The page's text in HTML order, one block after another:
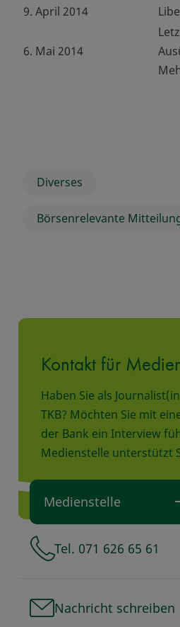
9. April 2014
6. Mai 2014
Diverses
Börsenrelevante
Kontakt für
Haben Sie als
TKB? Möchten Sie mit
der Bank ein Interview
Medienstelle unterstützt
Medienstelle
Tel. 071 626 65 61
Nachricht schreiben